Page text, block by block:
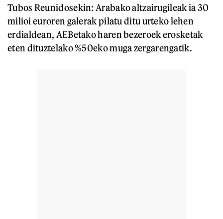
Tubos Reunidosekin: Arabako altzairugileak ia 30
milioi euroren galerak pilatu ditu urteko lehen
erdialdean, AEBetako haren bezeroek erosketak
eten dituztelako %50eko muga zergarengatik.